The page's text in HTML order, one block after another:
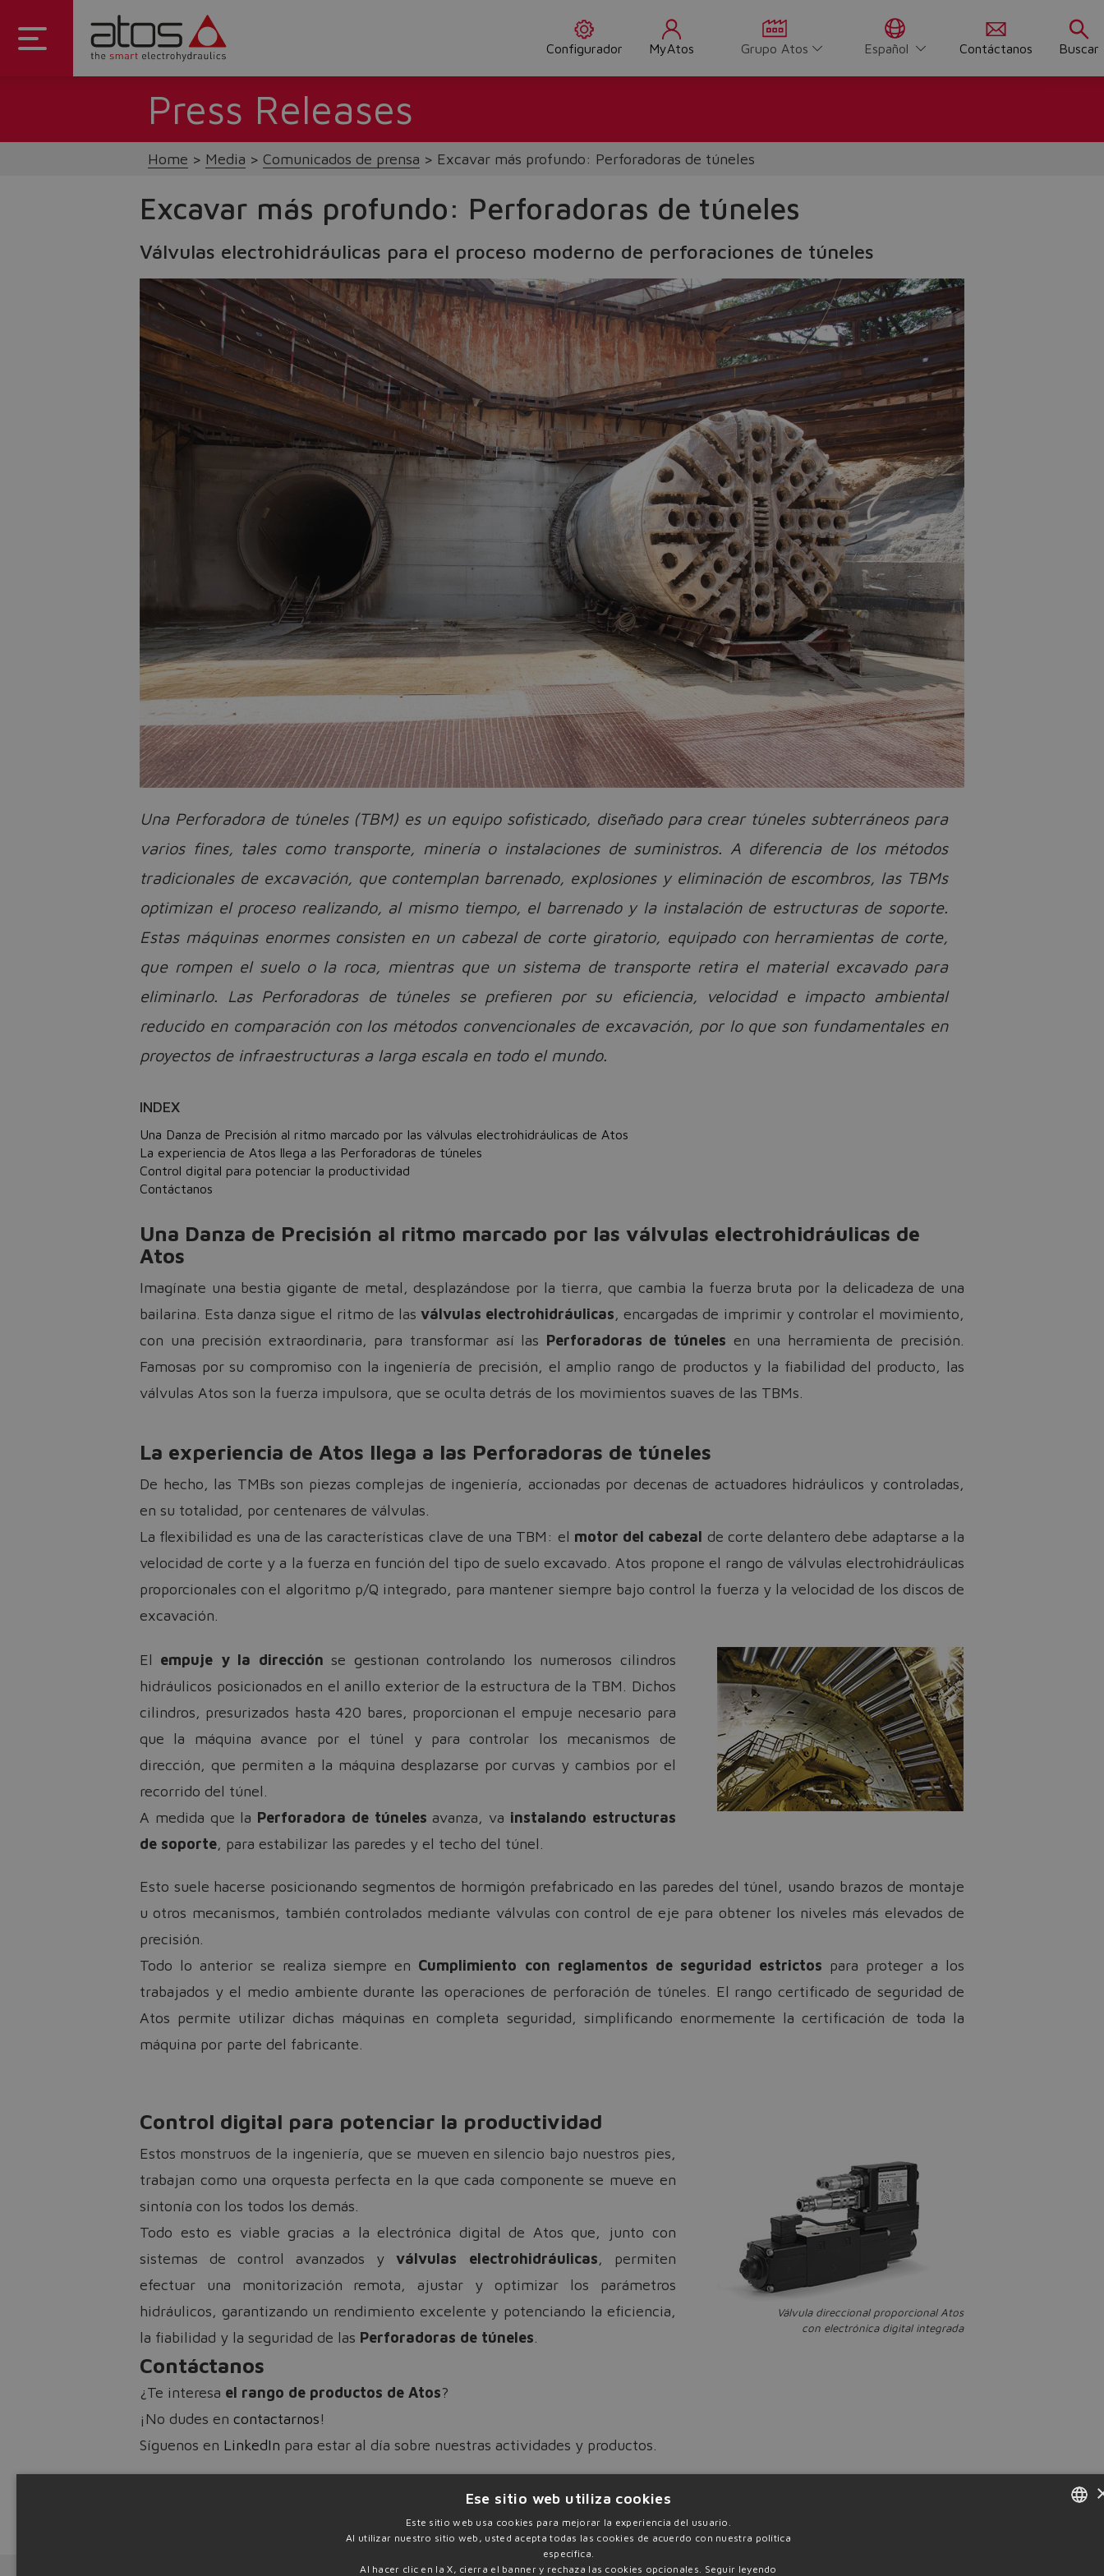
Configurador MyAtos Grupo Atos Español Contáctanos Buscar
Do you want to leave the configurator?
The running selection will be lost.
Yes No
Press Releases
Home Media Comunicados de prensa Excavar más profundo: Perforadoras de túneles
Excavar más profundo: Perforadoras de túneles
Válvulas electrohidráulicas para el proceso moderno de perforaciones de túneles
Una Perforadora de túneles (TBM) es un equipo sofisticado, diseñado para crear túneles subterráneos para
varios fines, tales como transporte, minería o instalaciones de suministros. A diferencia de los métodos
tradicionales de excavación, que contemplan barrenado, explosiones y eliminación de escombros, las TBMs
optimizan el proceso realizando, al mismo tiempo, el barrenado y la instalación de estructuras de soporte.
Estas máquinas enormes consisten en un cabezal de corte giratorio, equipado con herramientas de corte,
que rompen el suelo o la roca, mientras que un sistema de transporte retira el material excavado para
eliminarlo. Las Perforadoras de túneles se prefieren por su eficiencia, velocidad e impacto ambiental
reducido en comparación con los métodos convencionales de excavación, por lo que son fundamentales en
proyectos de infraestructuras a larga escala en todo el mundo.
INDEX
Una Danza de Precisión al ritmo marcado por las válvulas electrohidráulicas de Atos
La experiencia de Atos llega a las Perforadoras de túneles
Control digital para potenciar la productividad
Contáctanos
Una Danza de Precisión al ritmo marcado por las válvulas electrohidráulicas de
Atos
Imagínate una bestia gigante de metal, desplazándose por la tierra, que cambia la fuerza bruta por la delicadeza de una
bailarina. Esta danza sigue el ritmo de las válvulas electrohidráulicas, encargadas de imprimir y controlar el movimiento,
con una precisión extraordinaria, para transformar así las Perforadoras de túneles en una herramienta de precisión.
Famosas por su compromiso con la ingeniería de precisión, el amplio rango de productos y la fiabilidad del producto, las
válvulas Atos son la fuerza impulsora, que se oculta detrás de los movimientos suaves de las TBMs.
La experiencia de Atos llega a las Perforadoras de túneles
De hecho, las TMBs son piezas complejas de ingeniería, accionadas por decenas de actuadores hidráulicos y controladas,
en su totalidad, por centenares de válvulas.
La flexibilidad es una de las características clave de una TBM: el motor del cabezal de corte delantero debe adaptarse a la
velocidad de corte y a la fuerza en función del tipo de suelo excavado. Atos propone el rango de válvulas electrohidráulicas
proporcionales con el algoritmo p/Q integrado, para mantener siempre bajo control la fuerza y la velocidad de los discos de
excavación.
El empuje y la direcciónse gestionan controlando los numerosos cilindros
hidráulicos posicionados en el anillo exterior de la estructura de la TBM. Dichos
cilindros, presurizados hasta 420 bares, proporcionan el empuje necesario para
que la máquina avance por el túnel y para controlar los mecanismos de
dirección, que permiten a la máquina desplazarse por curvas y cambios por el
recorrido del túnel.
A medida que la Perforadora de túneles avanza, va instalando estructuras
de soporte, para estabilizar las paredes y el techo del túnel.
Esto suele hacerse posicionando segmentos de hormigón prefabricado en las paredes del túnel, usando brazos de montaje
u otros mecanismos, también controlados mediante válvulas con control de eje para obtener los niveles más elevados de
precisión.
Todo lo anterior se realiza siempre en Cumplimiento con reglamentos de seguridad estrictos para proteger a los
trabajados y el medio ambiente durante las operaciones de perforación de túneles. El rango certificado de seguridad de
Atos permite utilizar dichas máquinas en completa seguridad, simplificando enormemente la certificación de toda la
máquina por parte del fabricante.
Control digital para potenciar la productividad
Estos monstruos de la ingeniería, que se mueven en silencio bajo nuestros pies,
trabajan como una orquesta perfecta en la que cada componente se mueve en
sintonía con los todos los demás.
Todo esto es viable gracias a la electrónica digital de Atos que, junto con
sistemas de control avanzados yválvulas electrohidráulicas, permiten
efectuar una monitorización remota, ajustar y optimizar los parámetros
hidráulicos, garantizando un rendimiento excelente y potenciando la eficiencia,
la fiabilidad y la seguridad de las Perforadoras de túneles
Válvula direccional proporcional Atos
con electrónica digital integrada
Contáctanos
¿Te interesa el rango de productos de Atos?
¡No dudes en contactarnos!
Síguenos en LinkedIn para estar al día sobre nuestras actividades y productos.
Descargar el artículo completo Descargar el artículo de síntesis
Ese sitio web utiliza cookies
Este sitio web usa cookies para mejorar la experiencia del usuario.
Al utilizar nuestro sitio web, usted acepta todas las cookies de acuerdo con nuestra política
específica.
Al hacer clic en la X, cierra el banner y rechaza las cookies opcionales. Seguir leyendo